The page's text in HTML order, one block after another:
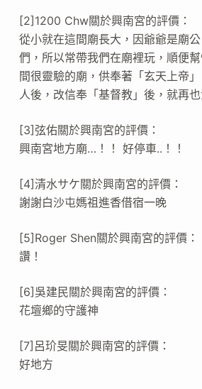
[2]1200 Chw關於興南宮的評價：
從小就在這間廟長大，因爺爺是廟
們，所以常帶我們在廟裡玩，順便
間很靈驗的廟，供奉著「玄天上帝
人後，改信奉「基督教」後，就再也
[3]弦佑關於興南宮的評價：
興南宮地方廟…！！ 好停車..！！
[4]清水サケ關於興南宮的評價：
謝謝白沙屯媽祖進香借宿一晚
[5]Roger Shen關於興南宮的評價：
讚！
[6]吳建民關於興南宮的評價：
花壇鄉的守護神
[7]呂玠旻關於興南宮的評價：
好地方